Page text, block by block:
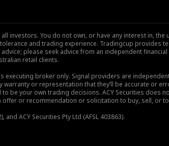
investors. You do not own, or have any interest in,
and trading experience. Tradingcup provides
please seek advice from an independent
retail clients.
broker only. Signal providers are
or representation that they’ll be accurate or
be your own trading decisions. ACY Securities does
or recommendation or solicitation to buy, sell, or
and ACY Securities Pty Ltd (AFSL 403863).